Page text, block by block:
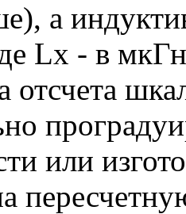
а
Lх - в
отсчета
или